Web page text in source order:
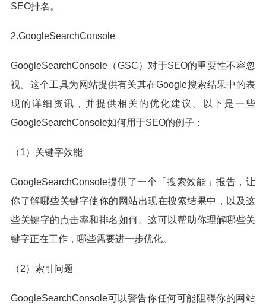
SEO排名。
2.GoogleSearchConsole
GoogleSearchConsole（GSC）对于SEO的重要性不容忽
视。这个工具为网站提供有关其在Google搜索结果中的表
现的详细资讯，并提供相关的优化建议。以下是一些
GoogleSearchConsole如何用于SEO的例子：
（1）关键字效能
GoogleSearchConsole提供了一个「搜索效能」报告，让
你了解哪些关键字使你的网站出现在搜索结果中，以及这
些关键字的点击率和排名如何。这可以帮助你理解哪些关
键字正在工作，哪些需要进一步优化。
（2）索引问题
GoogleSearchConsole可以警告你任何可能阻碍你的网站